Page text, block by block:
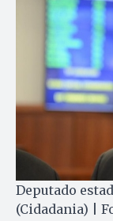
Deputado
(Cidadania) |